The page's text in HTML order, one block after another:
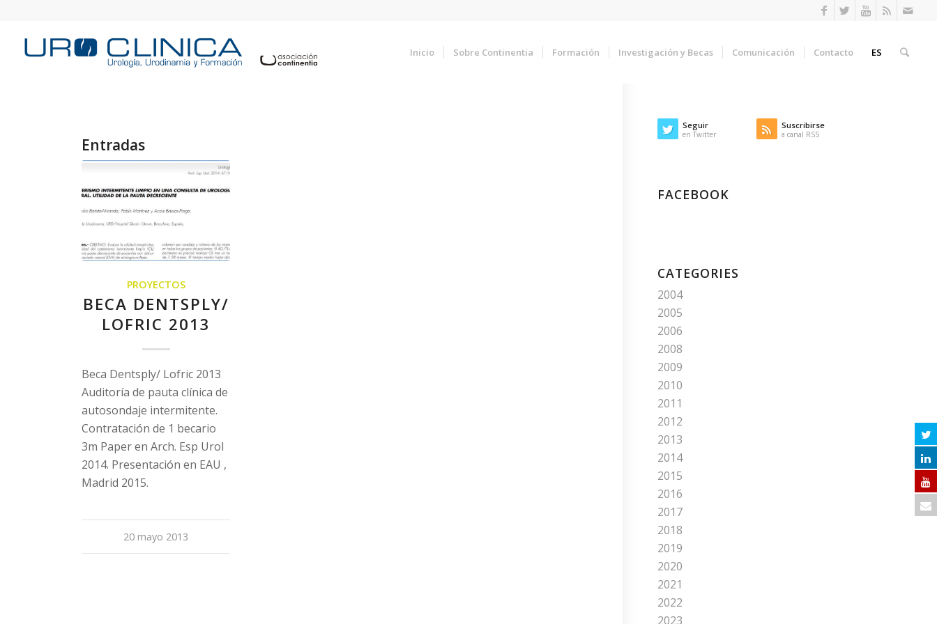
Inicio Sobre Continentia Formación Investigación y Becas Comunicación Contacto ES
Entradas
PROYECTOS
BECA DENTSPLY/
LOFRIC 2013
Beca Dentsply/ Lofric 2013
Auditoría de pauta clínica de
autosondaje intermitente.
Contratación de 1 becario
3m Paper en Arch. Esp Urol
2014. Presentación en EAU ,
Madrid 2015.
20 mayo 2013
Seguir
en Twitter
Suscribirse
a canal RSS
FACEBOOK
CATEGORIES
2004
2005
2006
2008
2009
2010
2011
2012
2013
2014
2015
2016
2017
2018
2019
2020
2021
2022
2023